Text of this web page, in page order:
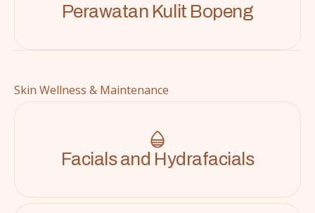
Perawatan Kulit Bopeng
Skin Wellness & Maintenance
Facials and Hydrafacials